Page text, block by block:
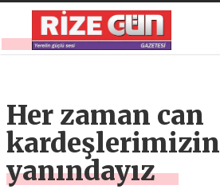
Her zaman can
kardeşlerimizin
yanındayız